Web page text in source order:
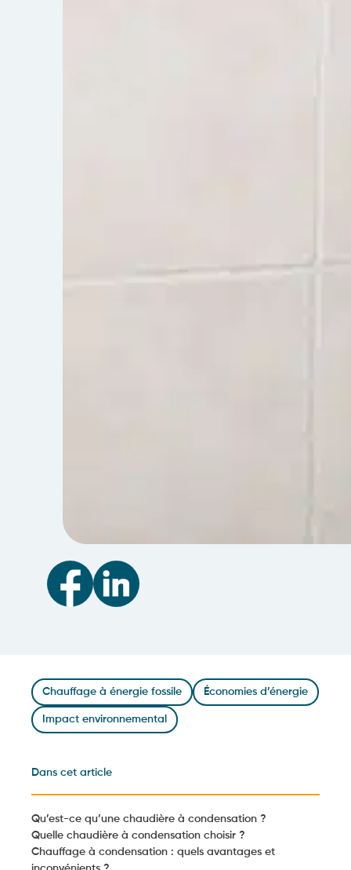
Chauffage à énergie fossile Économies d’énergie
Impact environnemental
Dans cet article
Qu’est-ce qu’une chaudière à condensation ?
Quelle chaudière à condensation choisir ?
Chauffage à condensation : quels avantages et